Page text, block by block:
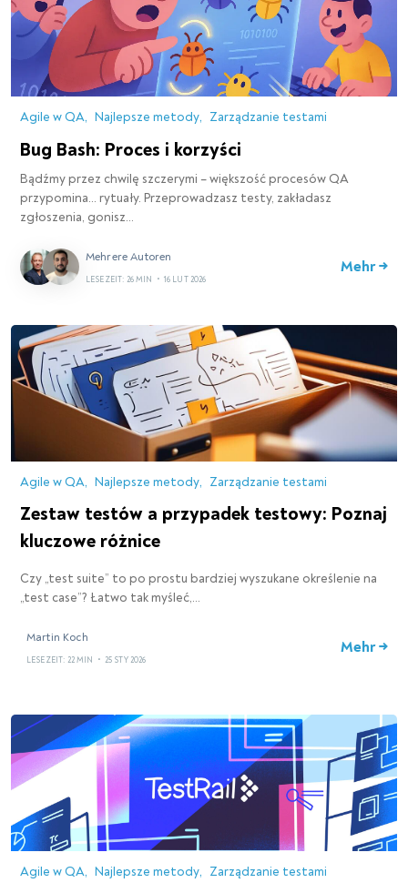
Agile w QA Najlepsze metody Zarządzanie testami
Bug Bash: Proces i korzyści
Bądźmy przez chwilę szczerymi – większość procesów QA
przypomina... rytuały. Przeprowadzasz testy, zakładasz
zgłoszenia, gonisz…
Mehrere Autoren
LESEZEIT: 26 MIN • 16 LUT 2026
Mehr →
Agile w QA Najlepsze metody Zarządzanie testami
Zestaw testów a przypadek testowy: Poznaj
kluczowe różnice
Czy „test suite” to po prostu bardziej wyszukane określenie na
„test case”? Łatwo tak myśleć,…
Martin Koch
LESEZEIT: 22 MIN • 25 STY 2026
Mehr →
Agile w QA Najlepsze metody Zarządzanie testami